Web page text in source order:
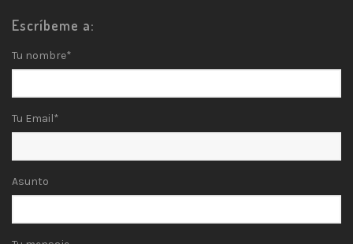
Escríbeme a:
Tu nombre*
Tu Email*
Asunto